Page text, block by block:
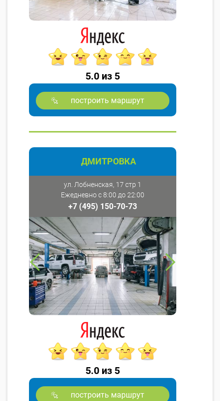
5.0 из 5
построить маршрут
ДМИТРОВКА
ул. Лобненская, 17 стр 1
Ежедневно с 8:00 до 22:00
+7 (495) 150-70-73
5.0 из 5
построить маршрут